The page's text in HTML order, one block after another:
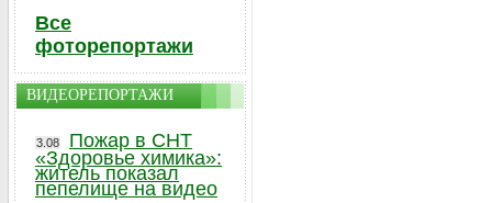
Все
фоторепортажи
ВИДЕОРЕПОРТАЖИ
3.08
Пожар в СНТ
«Здоровье химика»:
житель показал
пепелище на видео